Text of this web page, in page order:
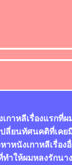
กาหลีเรื่องแรกที่ผ
ลี่ยนทัศนคติที่เค
หนังเกาหลีเรื่อง
ำให้ผมหลงรักนาง